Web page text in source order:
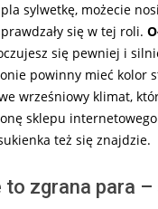
sylwetkę, możecie
się w tej roli.
się pewniej i
powinny mieć kolor
wrześniowy klimat,
sklepu internetowego
też się znajdzie.
zgrana para